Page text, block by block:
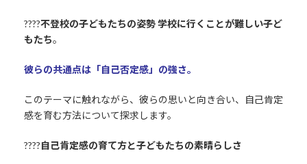
????不登校の子どもたちの姿勢 学校に行くことが難しい子ど
もたち。
彼らの共通点は「自己否定感」の強さ。
このテーマに触れながら、彼らの思いと向き合い、自己肯定
感を育む方法について探求します。
????自己肯定感の育て方と子どもたちの素晴らしさ